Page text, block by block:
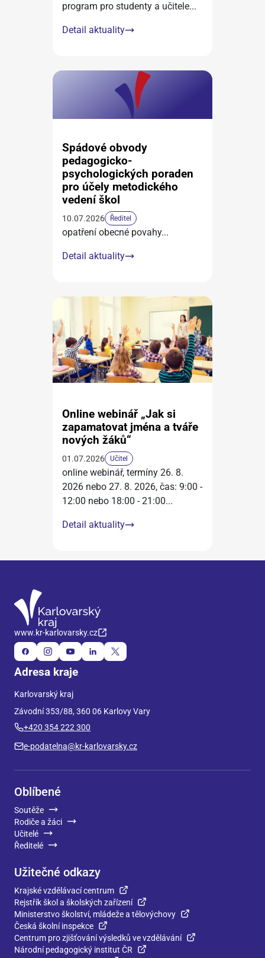
program pro studenty a učitele...
Detail aktuality
Spádové obvody
pedagogicko-
psychologických poraden
pro účely metodického
vedení škol
10.07.2026 Ředitel
opatření obecné povahy...
Detail aktuality
Online webinář „Jak si
zapamatovat jména a tváře
nových žáků“
01.07.2026 Učitel
online webinář, termíny 26. 8.
2026 nebo 27. 8. 2026, čas: 9:00 -
12:00 nebo 18:00 - 21:00...
Detail aktuality
www.kr-karlovarsky.cz
Adresa kraje
Karlovarský kraj
Závodní 353/88, 360 06 Karlovy Vary
+420 354 222 300
e-podatelna@kr-karlovarsky.cz
Oblíbené
Soutěže
Rodiče a žáci
Učitelé
Ředitelé
Užitečné odkazy
Krajské vzdělávací centrum
Rejstřík škol a školských zařízení
Ministerstvo školství, mládeže a tělovýchovy
Česká školní inspekce
Centrum pro zjišťování výsledků ve vzdělávání
Národní pedagogický institut ČR